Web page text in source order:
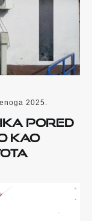
2025.
pored
kao